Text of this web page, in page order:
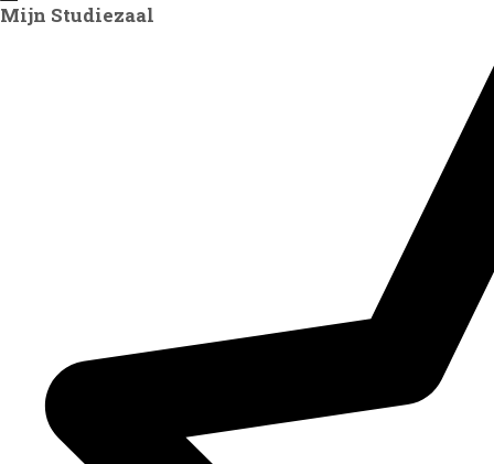
Mijn Studiezaal